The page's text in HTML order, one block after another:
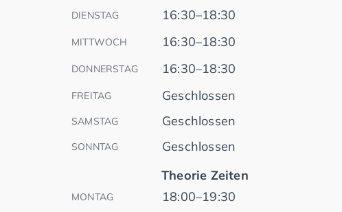
DIENSTAG 16:30–18:30
MITTWOCH 16:30–18:30
DONNERSTAG 16:30–18:30
FREITAG Geschlossen
SAMSTAG Geschlossen
SONNTAG
Geschlossen
Theorie Zeiten
MONTAG 18:00–19:30